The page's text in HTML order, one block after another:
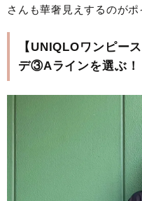
さんも華奢見えするのが
【UNIQLOワンピー
デ③Aラインを選ぶ！